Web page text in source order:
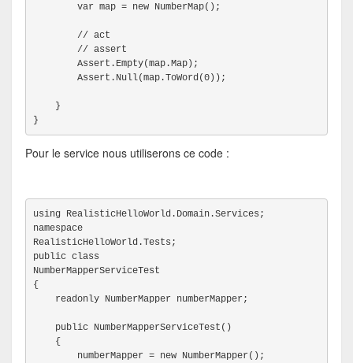
var map = new NumberMap();
// act
// assert
Assert.Empty(map.Map);
Assert.Null(map.ToWord(0));
}
}
Pour le service nous utiliserons ce code :
using RealisticHelloWorld.Domain.Services;
namespace
RealisticHelloWorld.Tests;
public class
NumberMapperServiceTest
{
readonly NumberMapper numberMapper;
public NumberMapperServiceTest()
{
numberMapper = new NumberMapper();